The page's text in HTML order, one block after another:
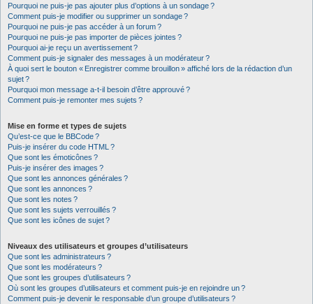
Pourquoi ne puis-je pas ajouter plus d’options à un sondage ?
Comment puis-je modifier ou supprimer un sondage ?
Pourquoi ne puis-je pas accéder à un forum ?
Pourquoi ne puis-je pas importer de pièces jointes ?
Pourquoi ai-je reçu un avertissement ?
Comment puis-je signaler des messages à un modérateur ?
À quoi sert le bouton « Enregistrer comme brouillon » affiché lors de la rédaction d’un
sujet ?
Pourquoi mon message a-t-il besoin d’être approuvé ?
Comment puis-je remonter mes sujets ?
Mise en forme et types de sujets
Qu’est-ce que le BBCode ?
Puis-je insérer du code HTML ?
Que sont les émoticônes ?
Puis-je insérer des images ?
Que sont les annonces générales ?
Que sont les annonces ?
Que sont les notes ?
Que sont les sujets verrouillés ?
Que sont les icônes de sujet ?
Niveaux des utilisateurs et groupes d’utilisateurs
Que sont les administrateurs ?
Que sont les modérateurs ?
Que sont les groupes d’utilisateurs ?
Où sont les groupes d’utilisateurs et comment puis-je en rejoindre un ?
Comment puis-je devenir le responsable d’un groupe d’utilisateurs ?